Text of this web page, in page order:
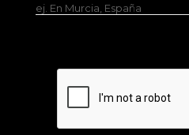
ej. En Murcia, España